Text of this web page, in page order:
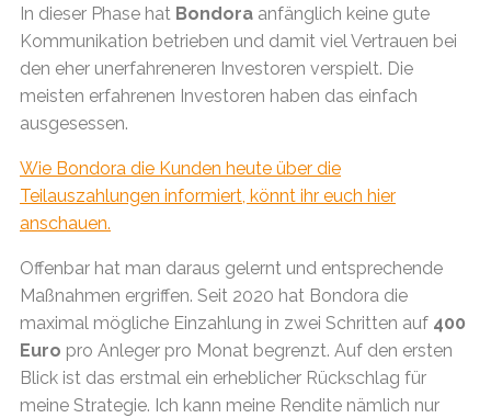
In dieser Phase hat Bondora anfänglich keine gute
Kommunikation betrieben und damit viel Vertrauen bei
den eher unerfahreneren Investoren verspielt. Die
meisten erfahrenen Investoren haben das einfach
ausgesessen.
Wie Bondora die Kunden heute über die
Teilauszahlungen informiert, könnt ihr euch hier
anschauen.
Offenbar hat man daraus gelernt und entsprechende
Maßnahmen ergriffen. Seit 2020 hat Bondora die
maximal mögliche Einzahlung in zwei Schritten auf 400
Euro pro Anleger pro Monat begrenzt. Auf den ersten
Blick ist das erstmal ein erheblicher Rückschlag für
meine Strategie. Ich kann meine Rendite nämlich nur